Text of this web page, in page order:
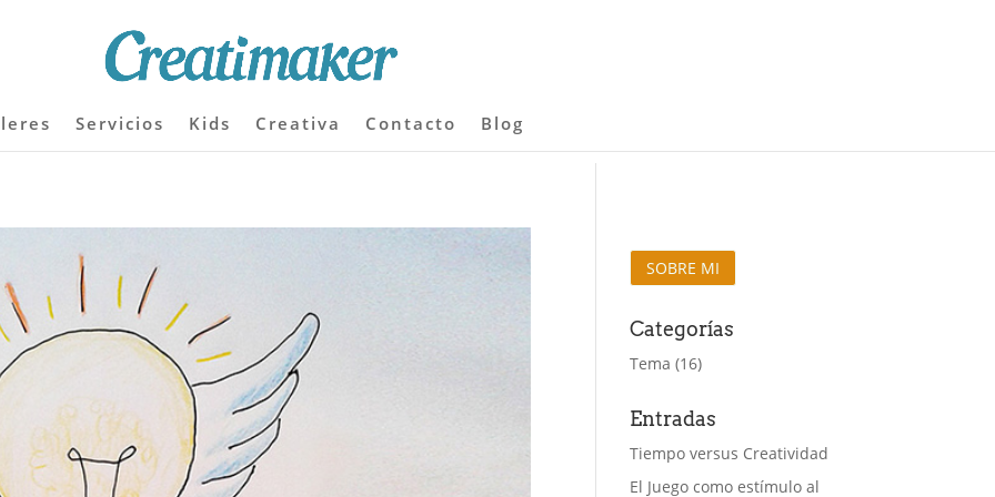
Servicios Kids Creativa Contacto Blog
SOBRE MI
Categorías
Tema (16)
Entradas
Tiempo versus Creatividad
El Juego como estímulo al